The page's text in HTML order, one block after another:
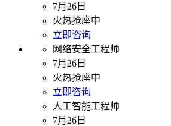
7月26日
火热抢座中
立即咨询
网络安全工程师
7月26日
火热抢座中
立即咨询
人工智能工程师
7月26日